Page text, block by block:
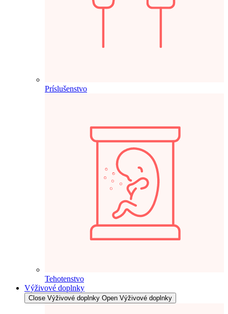
Príslušenstvo
Tehotenstvo
Výživové doplnky
Close Výživové doplnky Open Výživové doplnky